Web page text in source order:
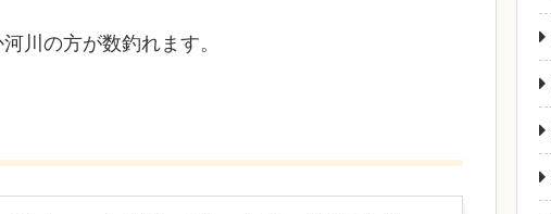
川の方が数釣れます。